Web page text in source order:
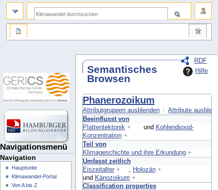
RDF
Hilfe
Semantisches
Browsen
Phanerozoikum
Attributgruppen ausblenden
Attribute
Beeinflusst von
Plattentektonik + und Kohlendioxid-
Konzentration +
Teil von
Klimageschichte und ihre Erkundung +
Umfasst zeitlich
Eiszeitalter + Holozän +
und Känozoikum +
Classification properties
Navigationsmenü
Navigation
Hauptseite
Klimawandel-Portal
Von A bis Z